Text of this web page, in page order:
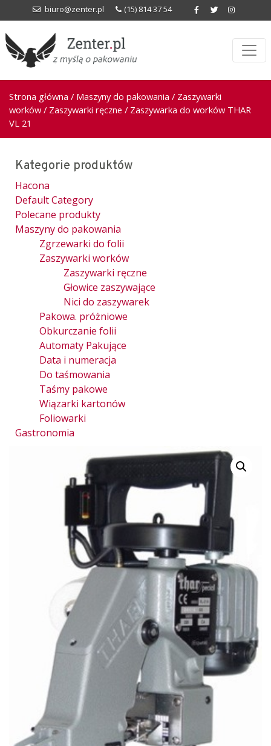
biuro@zenter.pl (15) 814 37 54
Strona główna / Maszyny do pakowania / Zaszywarki
worków/ Zaszywarki ręczne / Zaszywarka do worków THAR
VL 21
Kategorie produktów
Hacona
Default Category
Polecane produkty
Maszyny do pakowania
Zgrzewarki do folii
Zaszywarki worków
Zaszywarki ręczne
Głowice zaszywające
Nici do zaszywarek
Pakowa. próżniowe
Obkurczanie folii
Automaty Pakujące
Data i numeracja
Do taśmowania
Taśmy pakowe
Wiązarki kartonów
Foliowarki
Gastronomia